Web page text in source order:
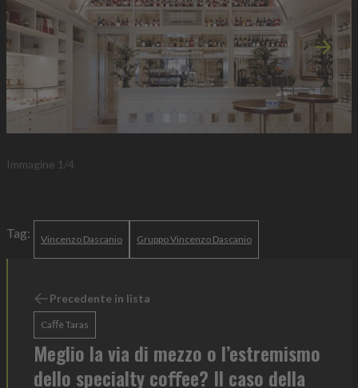
Immagine 1 /4
Tag: Vincenzo Dascanio Gruppo Vincenzo Dascanio
Precedente in lista
Caﬀè Taras
Meglio la via di mezzo o l’estremismo
dello specialty coﬀee? Il caso della